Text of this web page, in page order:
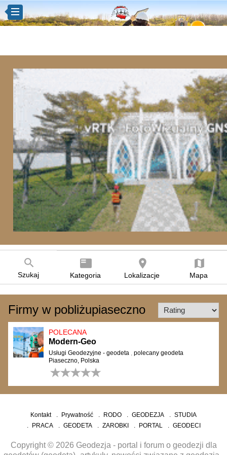
search
Szukaj
featured_play_list
Kategoria
room
Lokalizacje
map
Mapa
Firmy w pobliżupiaseczno
POLECANA
Modern-Geo
Usługi Geodezyjne - geodeta
polecany geodeta
Piaseczno, Polska
Kontakt Prywatność RODO GEODEZJA
STUDIA
PRACA
GEODETA ZAROBKI PORTAL GEODECI
Copyright © 2026 Geodezja - portal i forum o geodezji dla